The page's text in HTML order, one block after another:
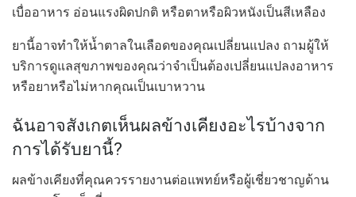
เบื่ออาหาร อ่อนแรงผิดปกติ หรือตาหรือผิวหนังเป็นสีเหลือง
ยานี้อาจทำให้น้ำตาลในเลือดของคุณเปลี่ยนแปลง ถามผู้ให้
บริการดูแลสุขภาพของคุณว่าจำเป็นต้องเปลี่ยนแปลงอาหาร
หรือยาหรือไม่หากคุณเป็นเบาหวาน
ฉันอาจสังเกตเห็นผลข้างเคียงอะไรบ้างจาก
การได้รับยานี้?
ผลข้างเคียงที่คุณควรรายงานต่อแพทย์หรือผู้เชี่ยวชาญด้าน